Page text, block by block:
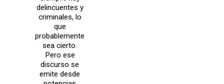
delincuentes y
criminales, lo
que
probablemente
sea cierto.
Pero ese
discurso se
emite desde